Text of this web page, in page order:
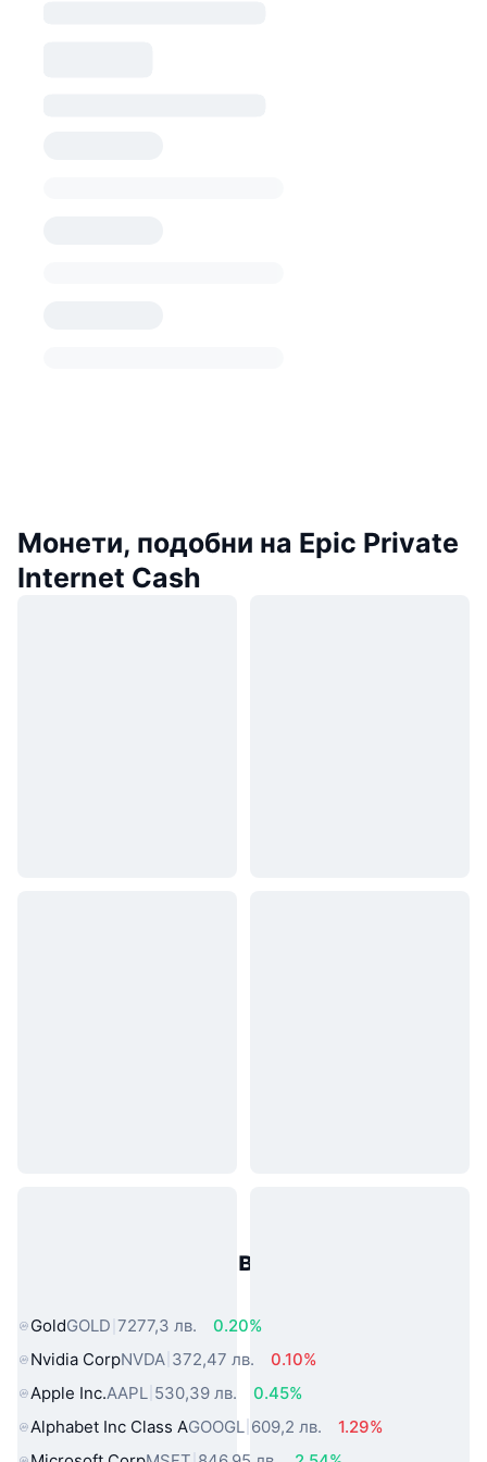
Монети, подобни на Epic Private
Internet Cash
Популярни активи от реалния
GoldGOLD 7277,3 лв.
0.20%
Nvidia CorpNVDA 372,47 лв.
0.10%
Apple Inc.AAPL 530,39 лв.
0.45%
Alphabet Inc Class AGOOGL 609,2 лв.
1.29%